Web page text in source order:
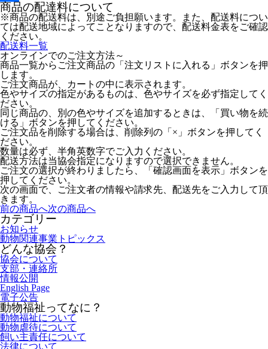
共
有
商品の配達料について
※商品の配送料は、別途ご負担願います。また、配送料につい
ては配送地域によってことなりますので、配送料金表をご確認
ください。
配送料一覧
オンラインでのご注文方法～
商品一覧からご注文商品の「注文リストに入れる」ボタンを押
します。
ご注文商品が、カートの中に表示されます。
色やサイズの指定があるものは、色やサイズを必ず指定してく
ださい。
同じ商品の、別の色やサイズを追加するときは、「買い物を続
ける」ボタンを押してください。
ご注文品を削除する場合は、削除列の「×」ボタンを押してく
ださい。
数量は必ず、半角英数字でご入力ください。
配送方法は当協会指定になりますので選択できません。
ご注文の選択が終わりましたら、「確認画面を表示」ボタンを
押してください。
次の画面で、ご注文者の情報や請求先、配送先をご入力して頂
きます。
前の商品へ次の商品へ
カテゴリー
お知らせ
動物関連事業トピックス
どんな協会？
協会について
支部・連絡所
情報公開
English Page
電子公告
動物福祉ってなに？
動物福祉について
動物虐待について
飼い主責任について
法律について